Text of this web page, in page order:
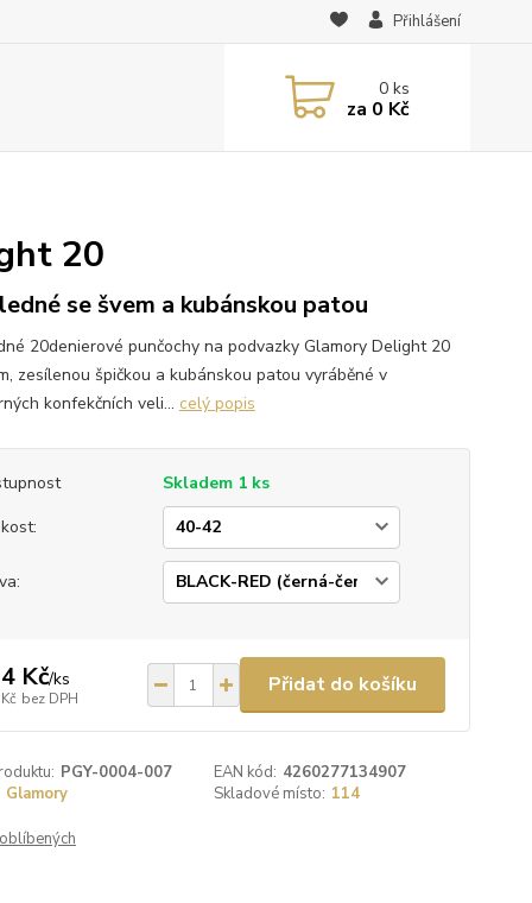
Přihlášení
0ks
za 0 Kč
20
se švem a kubánskou patou
20denierové punčochy na podvazky Glamory Delight 20
zesílenou špičkou a kubánskou patou vyráběné v
konfekčních veli... celý popis
Skladem 1 ks
Kč/ks
bez DPH
Přidat do košíku
PGY-0004-007 EAN kód: 4260277134907
Glamory
Skladové místo: 114